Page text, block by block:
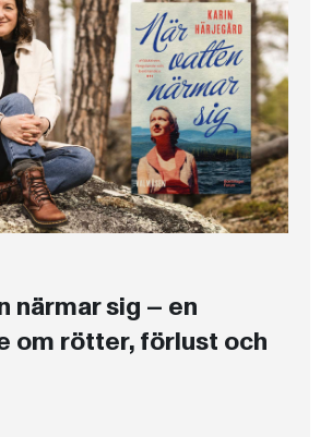
närmar sig – en
om rötter, förlust och